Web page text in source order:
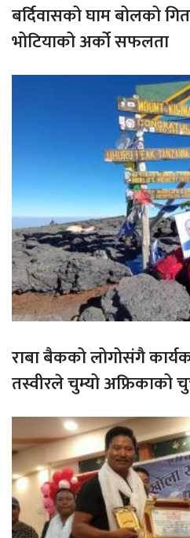
बर्दिवासको घाम बोलको
भोटियाको अर्को सफलता
राबा बैकको लोगोसंगै
तस्वीरले चुम्यो अफ्रिकाको